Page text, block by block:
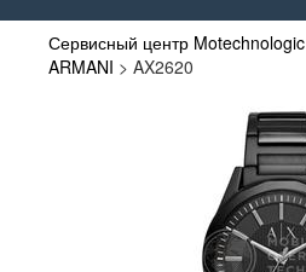
Сервисный центр Motechnologic
ARMANI > AX2620